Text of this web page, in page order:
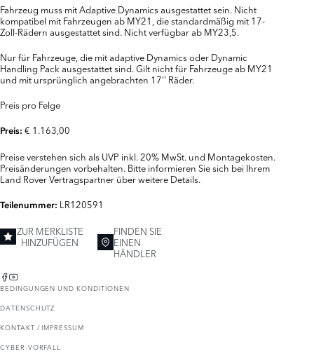
Fahrzeug muss mit Adaptive Dynamics ausgestattet sein. Nicht
kompatibel mit Fahrzeugen ab MY21, die standardmäßig mit 17-
Zoll-Rädern ausgestattet sind. Nicht verfügbar ab MY23,5.
Nur für Fahrzeuge, die mit adaptive Dynamics oder Dynamic
Handling Pack ausgestattet sind. Gilt nicht für Fahrzeuge ab MY21
und mit ursprünglich angebrachten 17'' Räder.
Preis pro Felge
Preis: € 1.163,00
Preise verstehen sich als UVP inkl. 20% MwSt. und Montagekosten.
Preisänderungen vorbehalten. Bitte informieren Sie sich bei Ihrem
Land Rover Vertragspartner über weitere Details.
Teilenummer: LR120591
ZUR MERKLISTE
HINZUFÜGEN
FINDEN SIE
EINEN
HÄNDLER
BEDINGUNGEN UND KONDITIONEN
DATENSCHUTZ
KONTAKT / IMPRESSUM
CYBER-VORFALL